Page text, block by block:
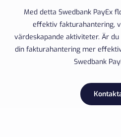
Med detta Swedbank PayEx
effektiv fakturahantering,
värdeskapande aktiviteter. Är
din fakturahantering mer
Swedbank